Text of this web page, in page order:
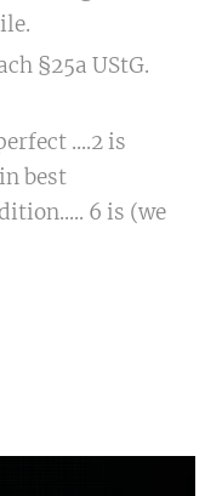
§25a UStG.
....2 is
best
6 is (we